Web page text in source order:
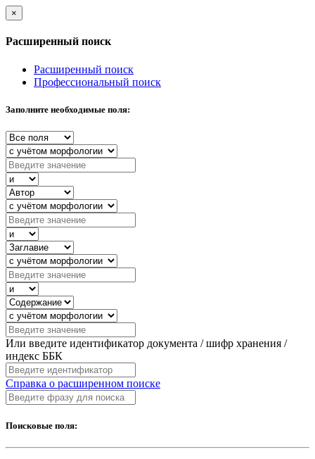
×
Расширенный поиск
Расширенный поиск
Профессиональный поиск
Заполните необходимые поля:
Или введите идентификатор документа / шифр хранения /
индекс ББК
Справка о расширенном поиске
Поисковые поля: